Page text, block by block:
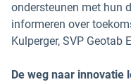
ondersteunen met hun
informeren over
Kulperger, SVP Geotab
De weg naar innovatie